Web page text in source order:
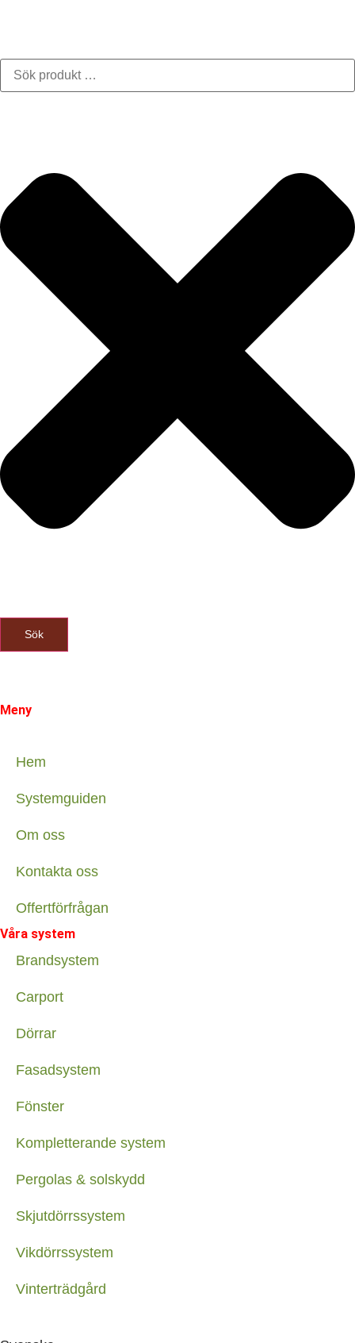
Sök
Meny
Hem
Systemguiden
Om oss
Kontakta oss
Offertförfrågan
Våra system
Brandsystem
Carport
Dörrar
Fasadsystem
Fönster
Kompletterande system
Pergolas & solskydd
Skjutdörrssystem
Vikdörrssystem
Vinterträdgård